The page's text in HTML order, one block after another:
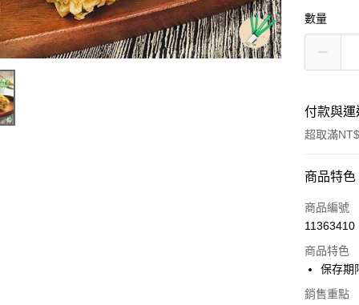
數量
付款與
超取滿
付款方式
信用卡一
LINE Pay
Apple Pay
商品特色
商品編號
11363410
商品特色
保存期
銷售重點